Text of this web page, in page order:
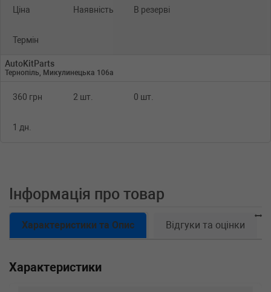
Ціна Наявність В резерві
Термін
AutoKitParts
Тернопіль, Микулинецька 106а
360 грн 2 шт. 0 шт.
1 дн.
Інформація про товар
Характеристики та Опис Відгуки та оцінки
Характеристики